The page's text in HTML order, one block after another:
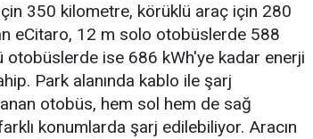
350 kilometre, körüklü araç için 280
eCitaro, 12 m solo otobüslerde 588
otobüslerde ise 686 kWh'ye kadar enerji
Park alanında kablo ile şarj
otobüs, hem sol hem de sağ
konumlarda şarj edilebiliyor. Aracın